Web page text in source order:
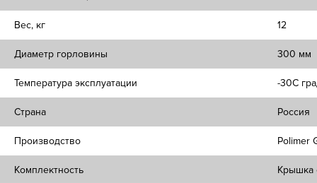
Вес, кг 12
Диаметр горловины 300 мм
Температура эксплуатации -30C
Страна Россия
Производство Polimer
Комплектность Крышка